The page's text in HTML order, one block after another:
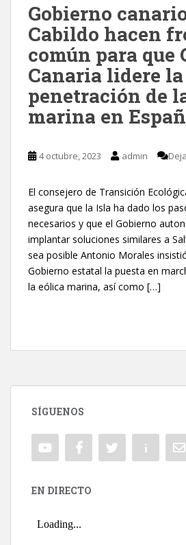
Gobierno
Cabildo hacen
común para que
Canaria lidere la
penetración de
marina en
4 octubre, 2023 admin
El consejero de Transición
asegura que la Isla ha dado los
necesarios y que el Gobierno
implantar soluciones similares a
sea posible Antonio Morales
Gobierno estatal la puesta en
la eólica marina, así como […]
SÍGUENOS
EN DIRECTO